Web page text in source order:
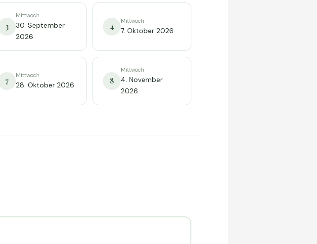
3
Mittwoch
30. September
2026
4
Mittwoch
7. Oktober 2026
7
Mittwoch
28. Oktober 2026 8
Mittwoch
4. November
2026